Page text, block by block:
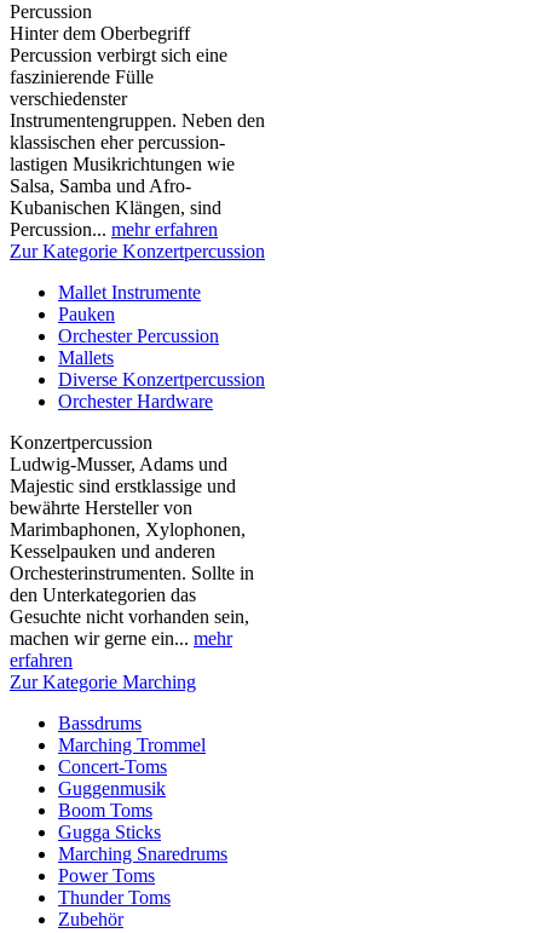
Percussion
Hinter dem Oberbegriff
Percussion verbirgt sich eine
faszinierende Fülle
verschiedenster
Instrumentengruppen. Neben den
klassischen eher percussion-
lastigen Musikrichtungen wie
Salsa, Samba und Afro-
Kubanischen Klängen, sind
Percussion... mehr erfahren
Zur Kategorie Konzertpercussion
Mallet Instrumente
Pauken
Orchester Percussion
Mallets
Diverse Konzertpercussion
Orchester Hardware
Konzertpercussion
Ludwig-Musser, Adams und
Majestic sind erstklassige und
bewährte Hersteller von
Marimbaphonen, Xylophonen,
Kesselpauken und anderen
Orchesterinstrumenten. Sollte in
den Unterkategorien das
Gesuchte nicht vorhanden sein,
machen wir gerne ein... mehr
erfahren
Zur Kategorie Marching
Bassdrums
Marching Trommel
Concert-Toms
Guggenmusik
Boom Toms
Gugga Sticks
Marching Snaredrums
Power Toms
Thunder Toms
Zubehör